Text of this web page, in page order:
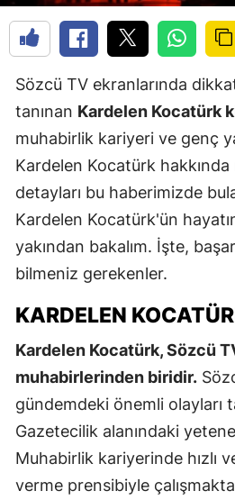
Sözcü TV ekranlarında
tanınan Kardelen Kocatürk
muhabirlik kariyeri ve genç
Kardelen Kocatürk
detayları bu haberimizde
Kardelen Kocatürk'ün
yakından bakalım. İşte,
bilmeniz gerekenler.
KARDELEN
Kardelen Kocatürk, Sözcü
muhabirlerinden biridir.
gündemdeki önemli olayları
Gazetecilik alanındaki
Muhabirlik kariyerinde hızlı
verme prensibiyle